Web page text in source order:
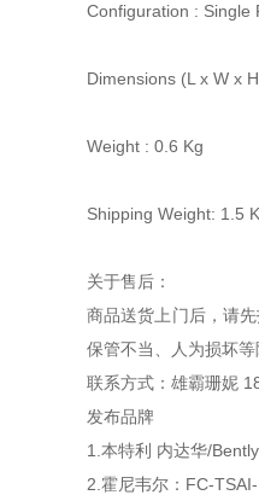
Configuration : Single
Dimensions (L x W x
Weight : 0.6 Kg
Shipping Weight: 1.5
关于售后：
商品送货上门后，请
保管不当、人为损坏
联系方式：雄霸珊妮
发布品牌
1.本特利 内达华/
2.霍尼韦尔：FC-